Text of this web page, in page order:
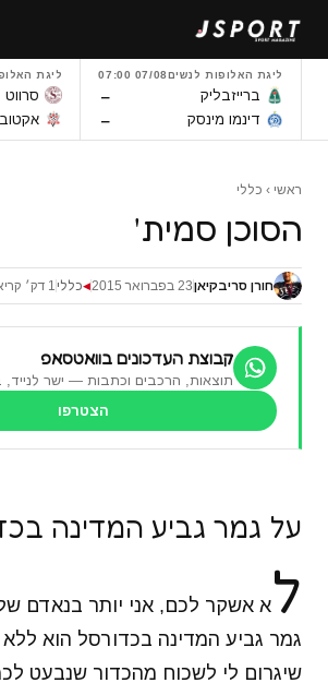
לתוכן
ליגת האלופות לנשים07/08 07:00
ברייזבליק –
דינמו מינסק –
ליגת
סרווט
ראשי › כללי
הסוכן סמית'
חורן סריבקיאן23 בפברואר 2015 ◀כללי 1 דק׳ קריאה
קבוצת העדכונים בוואטסאפ
תוצאות, הרכבים וכתבות — ישר לנייד,
הצטרפו
על גמר גביע המדינה
לא אשקר לכם, אני יותר בנאדם
גמר גביע המדינה בכדורסל הוא
שיגרום לי לשכוח מהכדור שנבעט